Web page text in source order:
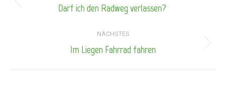
Vorheriger
Darf ich den Radweg verlassen?
NÄCHSTES
Nächster
Im Liegen Fahrrad fahren